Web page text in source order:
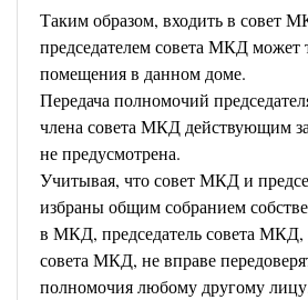
Таким образом, входить в совет
председателем совета МКД может
помещения в данном доме.
Передача полномочий
члена совета МКД действующим
не предусмотрена.
Учитывая, что совет МКД и
избраны общим собранием
в МКД, председатель совета МКД,
совета МКД, не вправе
полномочия любому другому